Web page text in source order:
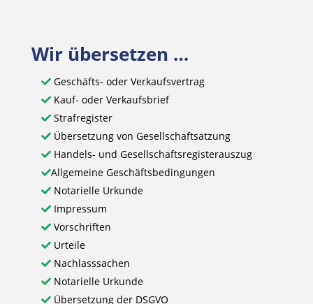
Wir übersetzen …
Geschäfts- oder Verkaufsvertrag
Kauf- oder Verkaufsbrief
Strafregister
Übersetzung von Gesellschaftsatzung
Handels- und Gesellschaftsregisterauszug
Allgemeine Geschäftsbedingungen
Notarielle Urkunde
Impressum
Vorschriften
Urteile
Nachlasssachen
Notarielle Urkunde
Übersetzung der DSGVO